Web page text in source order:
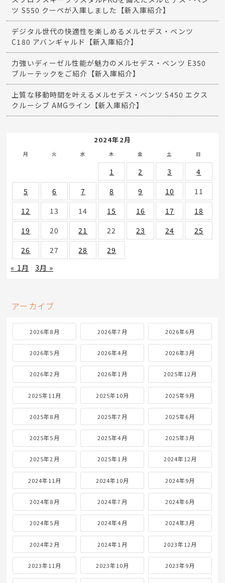
ツ S550 クーペが入庫しました【新入庫紹介】
デジタル世代の快適性を楽しめるメルセデス・ベンツ
C180 アバンギャルド【新入庫紹介】
力強いディーゼル性能が魅力のメルセデス・ベンツ E350
ブルーテックをご紹介【新入庫紹介】
上質な移動時間を叶えるメルセデス・ベンツ S450 エクス
クルーシブ AMGライン【新入庫紹介】
2024年2月
月 火 水 木 金 土 日
1 2 3
4
5
6 7 8 9 10
11
12
13 14 15 16 17
18
19
20 21 22 23 24
25
26
27 28
29
« 1月
3月 »
アーカイブ
2026年8月 2026年7月 2026年6月
2026年5月 2026年4月 2026年3月
2026年2月 2026年1月 2025年12月
2025年11月 2025年10月 2025年9月
2025年8月 2025年7月 2025年6月
2025年5月 2025年4月 2025年3月
2025年2月 2025年1月 2024年12月
2024年11月 2024年10月 2024年9月
2024年8月 2024年7月 2024年6月
2024年5月 2024年4月 2024年3月
2024年2月 2024年1月 2023年12月
2023年11月 2023年10月 2023年9月